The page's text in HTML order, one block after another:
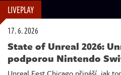
LIVEPLAY
17. 6. 2026
State of Unreal 2026:
podporou Nintendo